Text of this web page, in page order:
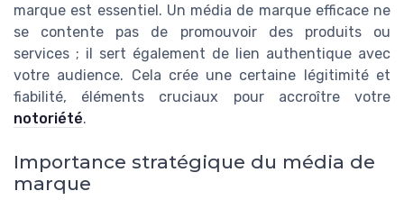
marque est essentiel. Un média de marque efficace ne
se contente pas de promouvoir des produits ou
services ; il sert également de lien authentique avec
votre audience. Cela crée une certaine légitimité et
fiabilité, éléments cruciaux pour accroître votre
notoriété.
Importance stratégique du média de
marque